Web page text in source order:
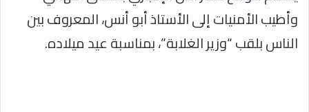
وأطيب الأمنيات إلى الأستاذ أبو أنس، المعروف بين
الناس بلقب “وزير الغلابة”، بمناسبة عيد ميلاده.